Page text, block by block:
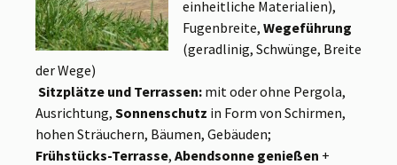
einheitliche Materialien),
Fugenbreite, Wegeführung
(geradlinig, Schwünge, Breite
der Wege)
Sitzplätze und Terrassen: mit oder ohne Pergola,
Ausrichtung, Sonnenschutz in Form von Schirmen,
hohen Sträuchern, Bäumen, Gebäuden;
Frühstücks-Terrasse, Abendsonne genießen +